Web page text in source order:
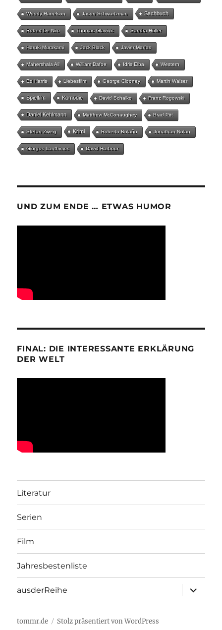
Woody Harrelson Jason Schwartzman Sachbuch
Robert De Niro Thomas Glavinic Sandra Hüller
Haruki Murakami Jack Black Javier Marías
Mahershala Ali William Dafoe Idris Elba Western
Ed Harris Liebesfilm George Clooney Martin Walser
Spielfilm Komödie David Schalko Franz Rogowski
Daniel Kehlmann Matthew McConaughey Brad Pitt
Stefan Zweig Krimi Roberto Bolaño Jonathan Nolan
Giorgos Lanthimos David Harbour
UND ZUM ENDE … ETWAS HUMOR
FINAL: DIE INTERESSANTE ERKLÄRUNG
DER WELT
Literatur
Serien
Film
Jahresbestenliste
ausderReihe
öffnen
tommr.de Stolz präsentiert von WordPress